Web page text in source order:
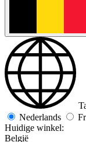
Nederlands
Huidige winkel:
België